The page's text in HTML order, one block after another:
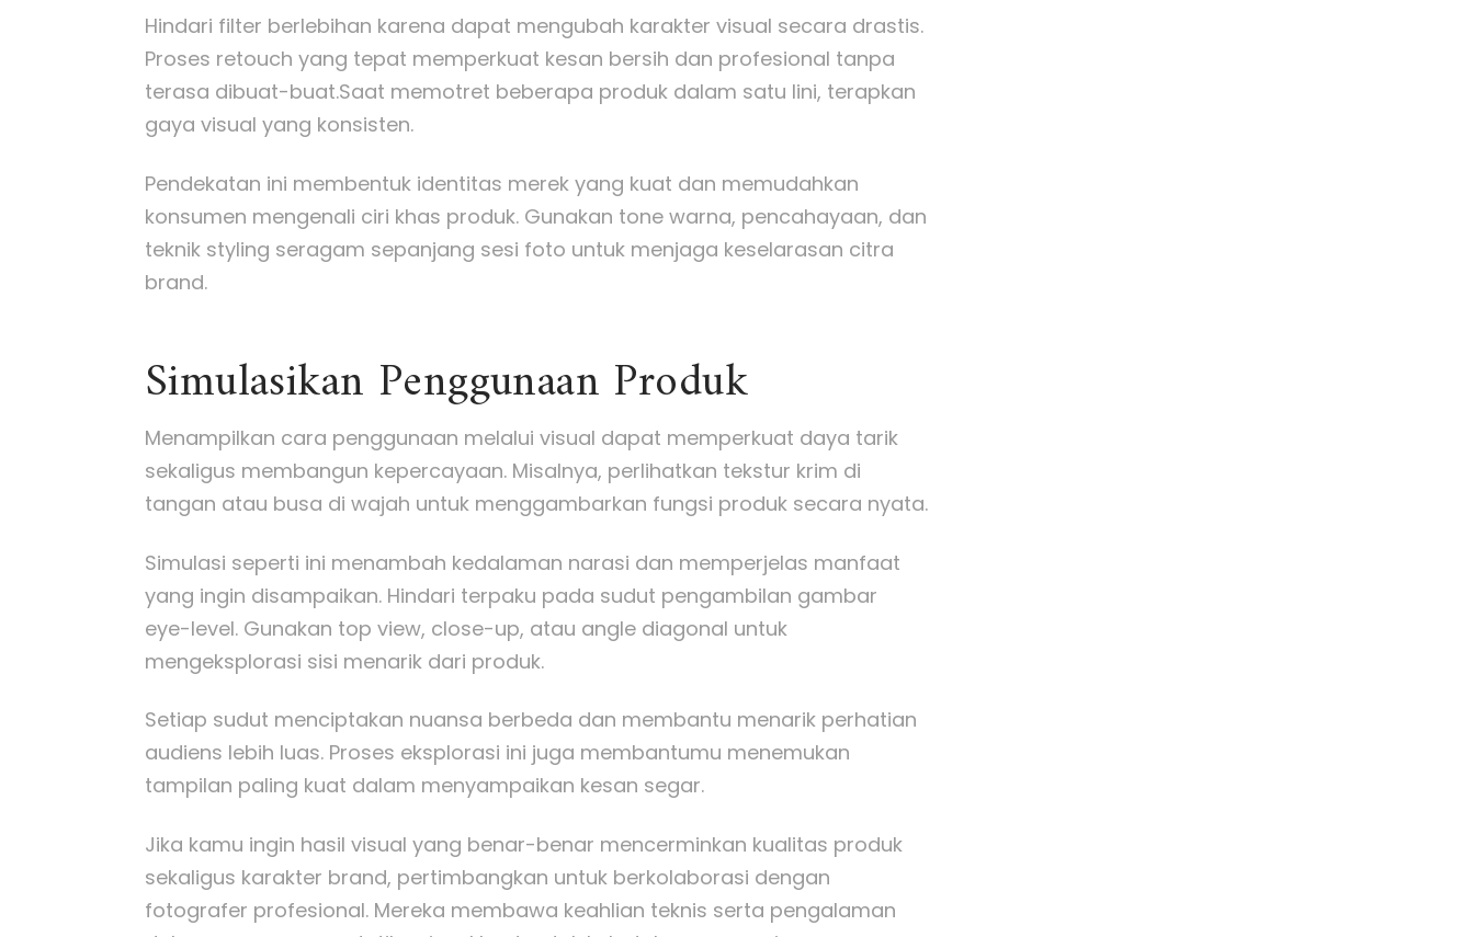
Hindari filter berlebihan karena dapat mengubah karakter visual secara drastis.
Proses retouch yang tepat memperkuat kesan bersih dan profesional tanpa
terasa dibuat-buat.Saat memotret beberapa produk dalam satu lini, terapkan
gaya visual yang konsisten.
Pendekatan ini membentuk identitas merek yang kuat dan memudahkan
konsumen mengenali ciri khas produk. Gunakan tone warna, pencahayaan, dan
teknik styling seragam sepanjang sesi foto untuk menjaga keselarasan citra
brand.
Simulasikan Penggunaan Produk
Menampilkan cara penggunaan melalui visual dapat memperkuat daya tarik
sekaligus membangun kepercayaan. Misalnya, perlihatkan tekstur krim di
tangan atau busa di wajah untuk menggambarkan fungsi produk secara nyata.
Simulasi seperti ini menambah kedalaman narasi dan memperjelas manfaat
yang ingin disampaikan. Hindari terpaku pada sudut pengambilan gambar
eye-level. Gunakan top view, close-up, atau angle diagonal untuk
mengeksplorasi sisi menarik dari produk.
Setiap sudut menciptakan nuansa berbeda dan membantu menarik perhatian
audiens lebih luas. Proses eksplorasi ini juga membantumu menemukan
tampilan paling kuat dalam menyampaikan kesan segar.
Jika kamu ingin hasil visual yang benar-benar mencerminkan kualitas produk
sekaligus karakter brand, pertimbangkan untuk berkolaborasi dengan
fotografer profesional. Mereka membawa keahlian teknis serta pengalaman